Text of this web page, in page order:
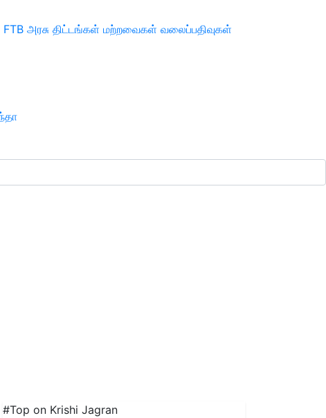
FTB அரசு திட்டங்கள் மற்றவைகள் வலைப்பதிவுகள்
#Top on Krishi Jagran